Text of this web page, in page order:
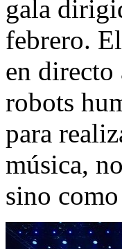
gala
febrero.
en
robots
para
música,
sino